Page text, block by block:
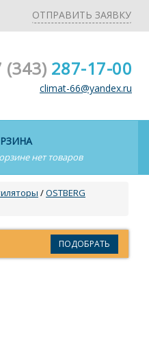
ОТПРАВИТЬ ЗАЯВКУ
(343) 287-17-00
climat-66@yandex.ru
нет товаров
/OSTBERG
ПОДОБРАТЬ